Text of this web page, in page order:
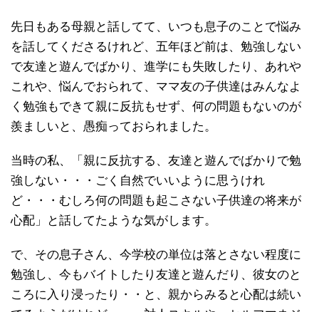
先日もある母親と話してて、いつも息子のことで悩み
を話してくださるけれど、五年ほど前は、勉強しない
で友達と遊んでばかり、進学にも失敗したり、あれや
これや、悩んでおられて、ママ友の子供達はみんなよ
く勉強もできて親に反抗もせず、何の問題もないのが
羨ましいと、愚痴っておられました。
当時の私、「親に反抗する、友達と遊んでばかりで勉
強しない・・・ごく自然でいいように思うけれ
ど・・・むしろ何の問題も起こさない子供達の将来が
心配」と話してたような気がします。
で、その息子さん、今学校の単位は落とさない程度に
勉強し、今もバイトしたり友達と遊んだり、彼女のと
ころに入り浸ったり・・と、親からみると心配は続い